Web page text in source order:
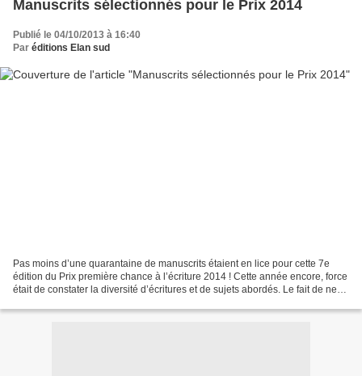
Manuscrits sélectionnés pour le Prix 2014
Publié le 04/10/2013 à 16:40
Par éditions Elan sud
Pas moins d’une quarantaine de manuscrits étaient en lice pour cette 7e
édition du Prix première chance à l’écriture 2014 ! Cette année encore, force
était de constater la diversité d’écritures et de sujets abordés. Le fait de ne